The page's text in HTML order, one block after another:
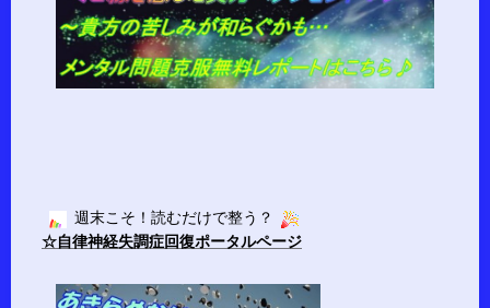
週末こそ！読むだけで整う？
☆自律神経失調症回復ポータルページ